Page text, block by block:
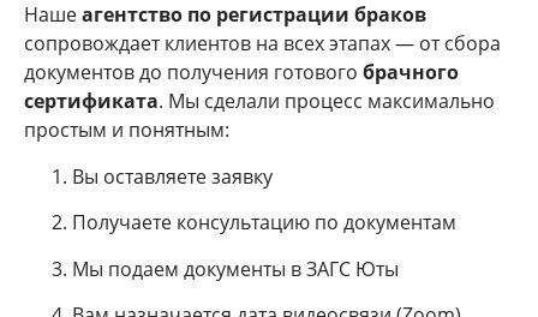
Нашеагентство по регистрации браков
сопровождает клиентов на всех этапах — от сбора
документов до получения готового брачного
сертификата. Мы сделали процесс максимально
простым и понятным:
Вы оставляете заявку
Получаете консультацию по документам
Мы подаем документы в ЗАГС Юты